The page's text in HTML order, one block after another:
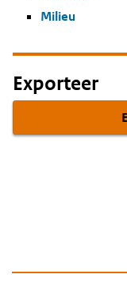
Milieu
Exporteer